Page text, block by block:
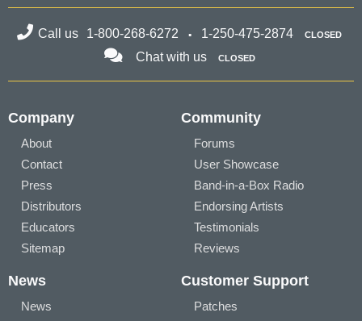
Call us 1-800-268-6272 1-250-475-2874 CLOSED
Chat with us CLOSED
Company
About
Contact
Press
Distributors
Educators
Sitemap
Community
Forums
User Showcase
Band-in-a-Box Radio
Endorsing Artists
Testimonials
Reviews
News
News
Customer Support
Patches